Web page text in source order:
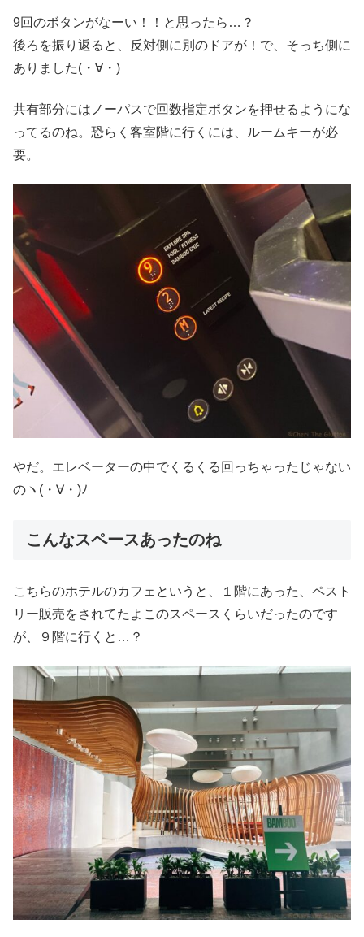
9回のボタンがなーい！！と思ったら…？
後ろを振り返ると、反対側に別のドアが！で、そっち側に
ありました(・∀・)
共有部分にはノーパスで回数指定ボタンを押せるようにな
ってるのね。恐らく客室階に行くには、ルームキーが必
要。
やだ。エレベーターの中でくるくる回っちゃったじゃない
のヽ(・∀・)ﾉ
こんなスペースあったのね
こちらのホテルのカフェというと、１階にあった、ペスト
リー販売をされてたよこのスペースくらいだったのです
が、９階に行くと…？